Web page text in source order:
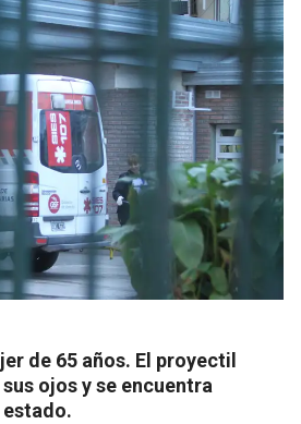
de 65 años. El proyectil
ojos y se encuentra